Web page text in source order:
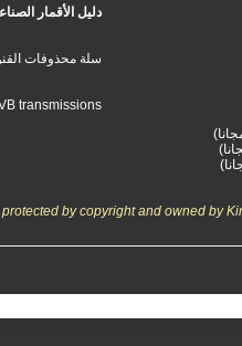
دليل الأقمار
سلة محذوفات
transmissions
by copyright and owned by